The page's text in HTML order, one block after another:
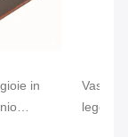
in
leggero